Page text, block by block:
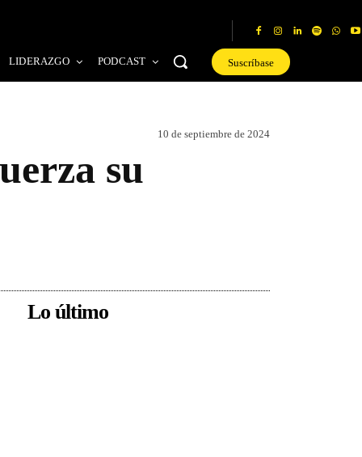
LIDERAZGO PODCAST Suscríbase
10 de septiembre de 2024
su
Lo último